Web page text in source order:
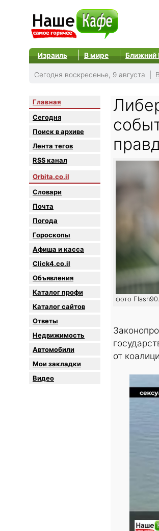
Израиль В мире Ближний
Сегодня воскресенье, 9 августа |
Главная
Сегодня
Поиск в архиве
Лента тегов
RSS канал
Orbita.co.il
Словари
Почта
Погода
Гороскопы
Афиша и касса
Click4.co.il
Объявления
Каталог профи
Каталог сайтов
Oтветы
Недвижимость
Автомобили
Мои закладки
Видео
фото
от